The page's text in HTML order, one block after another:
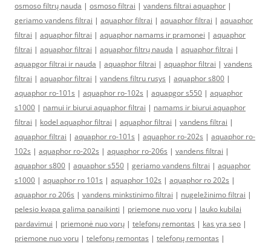
osmoso filtrų nauda | osmoso filtrai | vandens filtrai aquaphor |
geriamo vandens filtrai | aquaphor filtrai | aquaphor filtrai | aquaphor
filtrai | aquaphor filtrai | aquaphor namams ir pramonei | aquaphor
filtrai | aquaphor filtrai | aquaphor filtrų nauda | aquaphor filtrai |
aquapgor filtrai ir nauda | aquaphor filtrai | aquaphor filtrai | vandens
filtrai | aquaphor filtrai | vandens filtru rusys | aquaphor s800 |
aquaphor ro-101s | aquaphor ro-102s | aquapgor s550 | aquaphor
s1000 | namui ir biurui aquaphor filtrai | namams ir biurui aquaphor
filtrai | kodel aquaphor filtrai | aquaphor filtrai | vandens filtrai |
aquaphor filtrai | aquaphor ro-101s | aquaphor ro-202s | aquaphor ro-
102s | aquaphor ro-202s | aquaphor ro-206s | vandens filtrai |
aquaphor s800 | aquaphor s550 | geriamo vandens filtrai | aquaphor
s1000 | aquaphor ro 101s | aquaphor 102s | aquaphor ro 202s |
aquaphor ro 206s | vandens minkstinimo filtrai | nugeležinimo filtrai |
pelesio kvapa galima panaikinti | priemone nuo voru | lauko kubilai
pardavimui | priemonė nuo vorų | telefonų remontas | kas yra seo |
priemone nuo voru | telefonų remontas | telefonų remontas |